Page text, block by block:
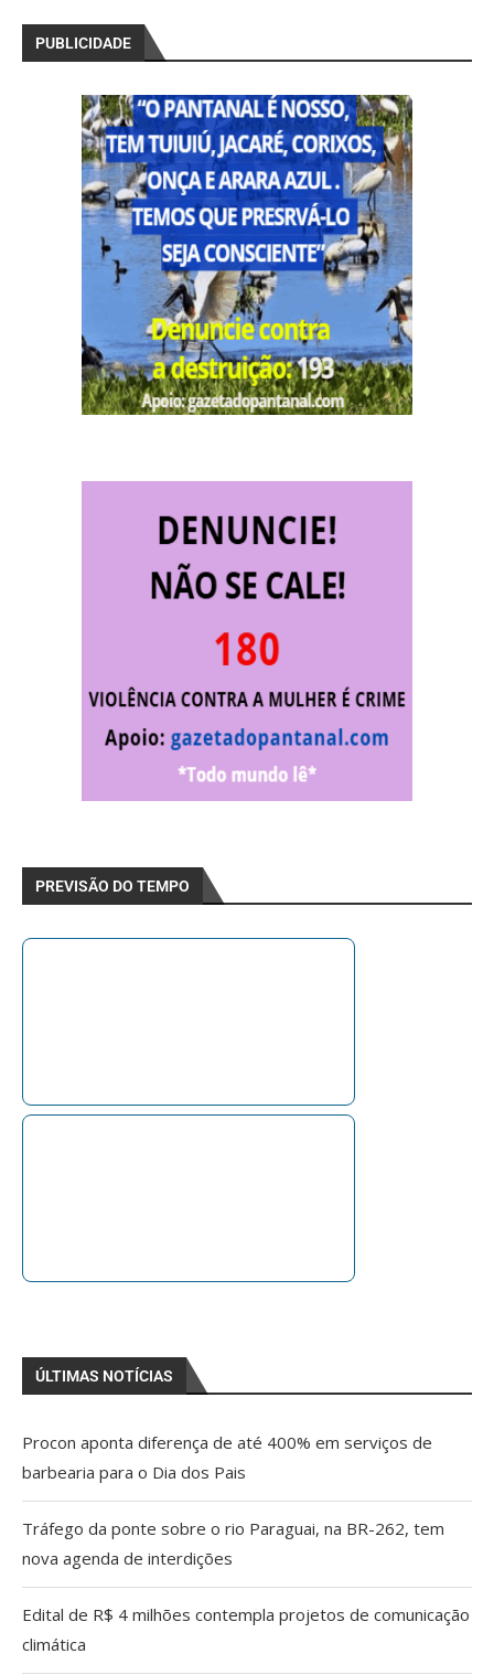
PUBLICIDADE
PREVISÃO DO TEMPO
ÚLTIMAS NOTÍCIAS
Procon aponta diferença de até 400% em serviços de
barbearia para o Dia dos Pais
Tráfego da ponte sobre o rio Paraguai, na BR-262, tem
nova agenda de interdições
Edital de R$ 4 milhões contempla projetos de comunicação
climática